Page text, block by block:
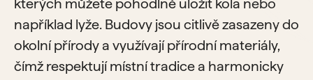
kterých můžete pohodlně uložit kola nebo
například lyže. Budovy jsou citlivě zasazeny do
okolní přírody a využívají přírodní materiály,
čímž respektují místní tradice a harmonicky